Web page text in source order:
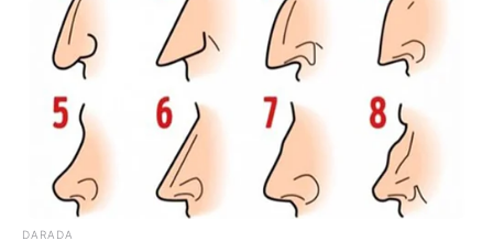
Links zu Ausflugszielen von der Region Bad Soden
am Taunus aus, die mit der Bahn erreichbar sind:
Babenhausen - In der historischen Altstadt mit
seiner zum Teil gut erhaltenen Stadtmauer stehen
reizvolle Fachwerkhäuser. Neben dem Hexenturm
und zwei Burgmannenhäusern ist auch das aus
DARADA